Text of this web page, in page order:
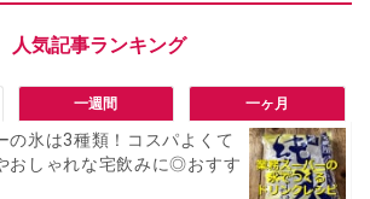
一週間 一ヶ月
の氷は3種類！コスパよくて
おしゃれな宅飲みに◎おすす